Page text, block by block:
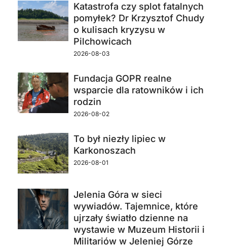
Katastrofa czy splot fatalnych
pomyłek? Dr Krzysztof Chudy
o kulisach kryzysu w
Pilchowicach
2026-08-03
Fundacja GOPR realne
wsparcie dla ratowników i ich
rodzin
2026-08-02
To był niezły lipiec w
Karkonoszach
2026-08-01
Jelenia Góra w sieci
wywiadów. Tajemnice, które
ujrzały światło dzienne na
wystawie w Muzeum Historii i
Militariów w Jeleniej Górze